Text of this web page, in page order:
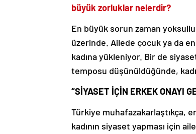
büyük zorluklar nelerdir?
En büyük sorun zaman
üzerinde. Ailede çocuk ya da
kadına yükleniyor. Bir de
temposu düşünüldüğünde,
“SİYASET İÇİN ERKEK ONAYI
Türkiye muhafazakarlaştıkça,
kadının siyaset yapması için